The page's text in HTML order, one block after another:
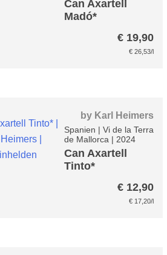
Can Axartell
Madó*
€ 19,90
€ 26,53/l
by Karl Heimers
Spanien | Vi de la Terra
de Mallorca | 2024
Can Axartell
Tinto*
€ 12,90
€ 17,20/l